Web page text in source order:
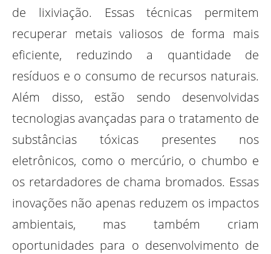
de lixiviação. Essas técnicas permitem
recuperar metais valiosos de forma mais
eficiente, reduzindo a quantidade de
resíduos e o consumo de recursos naturais.
Além disso, estão sendo desenvolvidas
tecnologias avançadas para o tratamento de
substâncias tóxicas presentes nos
eletrônicos, como o mercúrio, o chumbo e
os retardadores de chama bromados. Essas
inovações não apenas reduzem os impactos
ambientais, mas também criam
oportunidades para o desenvolvimento de